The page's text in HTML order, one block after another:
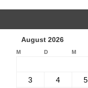
August 2026
M D M
3
4 5